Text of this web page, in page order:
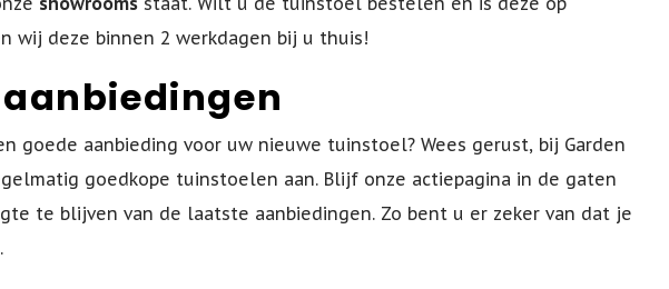
wij deze binnen 2 werkdagen bij u thuis!
goede aanbieding voor uw nieuwe tuinstoel? Wees gerust, bij Garden
goedkope tuinstoelen aan. Blijf onze actiepagina in de gaten
te blijven van de laatste aanbiedingen. Zo bent u er zeker van dat je